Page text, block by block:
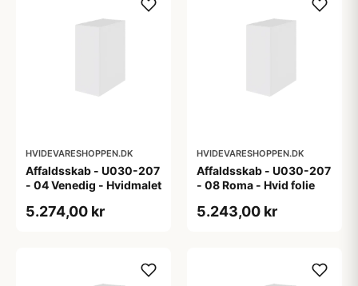
HVIDEVARESHOPPEN.DK
Affaldsskab - U030-207
- 04 Venedig - Hvidmalet
5.274,00 kr
HVIDEVARESHOPPEN.DK
Affaldsskab - U030-207
- 08 Roma - Hvid folie
5.243,00 kr